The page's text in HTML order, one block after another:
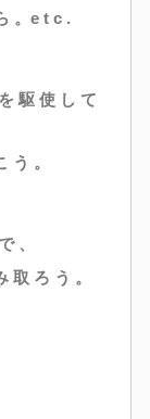
。e t c .
駆 使 し て
う 。
、
取 ろ う 。